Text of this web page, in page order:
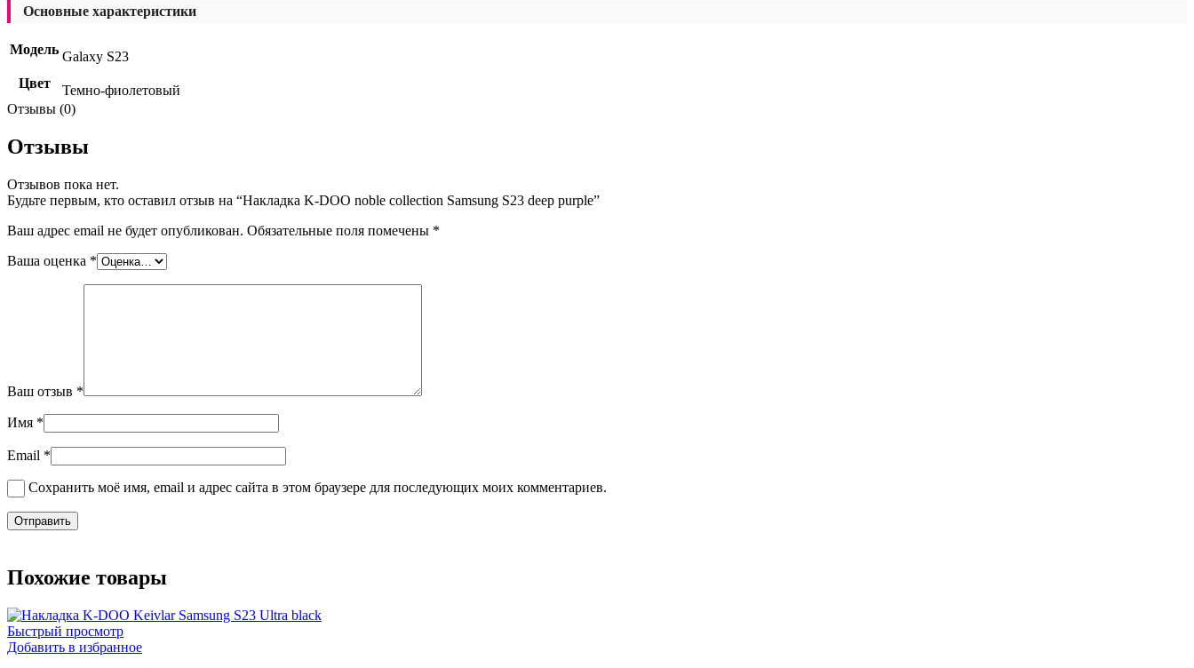
Основные характеристики
Модель Galaxy S23
Цвет
Темно-фиолетовый
Отзывы (0)
Отзывы
Отзывов пока нет.
Будьте первым, кто оставил отзыв на “Накладка K-DOO noble collection Samsung S23 deep purple”
Ваш адрес email не будет опубликован. Обязательные поля помечены *
Ваша оценка *
Ваш отзыв *
Имя *
Email *
Сохранить моё имя, email и адрес сайта в этом браузере для последующих моих комментариев.
Похожие товары
Быстрый просмотр
Добавить в избранное